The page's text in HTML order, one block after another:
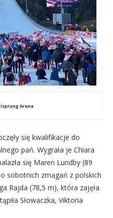
Arena
się kwalifikacje do
pań. Wygrała je Chiara
się Maren Lundby (89
sobotnich zmagań z polskich
Rajda (78,5 m), która zajęła
Słowaczka, Viktoria